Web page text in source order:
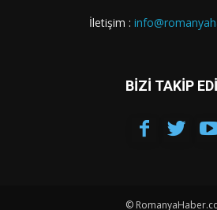
İletişim :
BİZİ TAKİP
©